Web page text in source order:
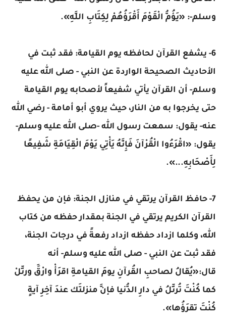
وسلم-: «يَؤُمُّ الْقَوْمَ أَقْرَؤُهُمْ لِكِتَابِ اللَّهِ».
6- يشفع القرآن لحافظه يوم القيامة: فقد ثبت في
الأحاديث الصحيحة الواردة عن النبي - صلى الله عليه
وسلم- أن القرآن يأتي شفيعاً لأصحابه يوم القيامة
حتى يخرجوا به من النار، حيث يروي أبو أمامة - رضي الله
عنه- يقول: سمعت رسول الله -صلى الله عليه وسلم-
يقول: «اقْرَءُوا الْقُرْآنَ فَإِنَّهُ يَأْتِي يَوْمَ الْقِيَامَةِ شَفِيعًا
لِأَصْحَابِهِ...».
7- حافظ القرآن يرتقي في منازل الجنة: فإن من يحفظ
القرآن الكريم يرتقي في الجنة بمقدار حفظه من كتاب
الله، وكلما ازداد حفظه ازداد رفعةً في درجات الجنة،
فقد ثبت عن النبي - صلى الله عليه وسلم- أنه
قال:«يُقالُ لصاحبِ القُرآنِ يومَ القيامةِ اقرَأْ وارْقََ ورتِّلْ
كما كُنْتَ تُرتِّلُ في دارِ الدُّنيا فإنَّ منزلتَك عندَ آخِرِ آيةٍ
كُنْتَ تقرَؤُها».